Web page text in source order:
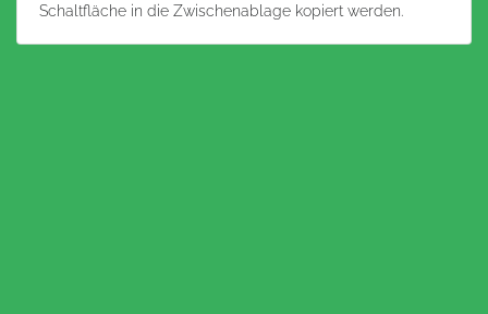
Schaltfläche in die Zwischenablage kopiert werden.